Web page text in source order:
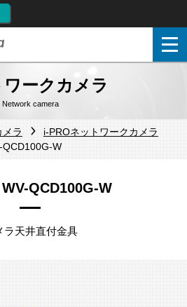
ークカメラ
Network camera
メラ
i-PROネットワークカメラ
QCD100G-W
QCD100G-W
ラ天井直付金具